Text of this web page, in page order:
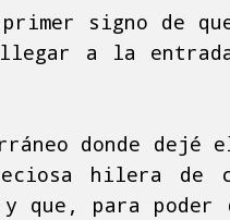
signo de
a la
donde
hilera de
que, para poder